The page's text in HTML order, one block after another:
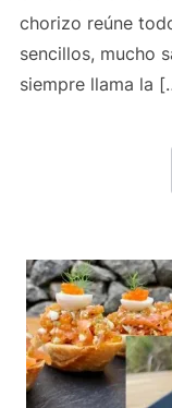
chorizo reúne
sencillos, mucho
siempre llama la